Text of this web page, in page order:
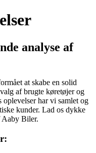
analyse af
at skabe en solid
af brugte køretøjer og
har vi samlet og
kunder. Lad os dykke
Aaby Biler.